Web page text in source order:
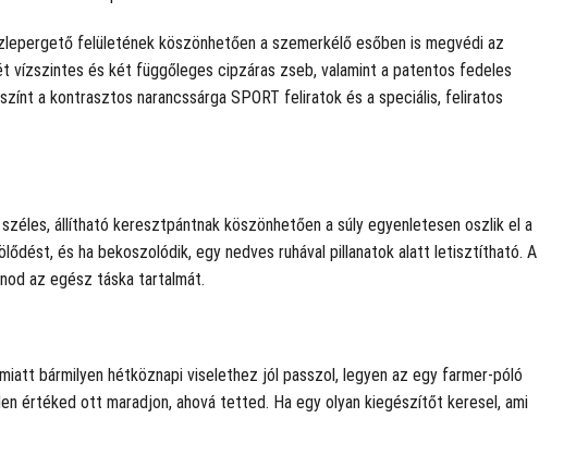
felületének köszönhetően a szemerkélő esőben is megvédi az
vízszintes és két függőleges cipzáras zseb, valamint a patentos fedeles
a kontrasztos narancssárga SPORT feliratok és a speciális, feliratos
állítható keresztpántnak köszönhetően a súly egyenletesen oszlik el a
és ha bekoszolódik, egy nedves ruhával pillanatok alatt letisztítható. A
az egész táska tartalmát.
bármilyen hétköznapi viselethez jól passzol, legyen az egy farmer-póló
értéked ott maradjon, ahová tetted. Ha egy olyan kiegészítőt keresel, ami